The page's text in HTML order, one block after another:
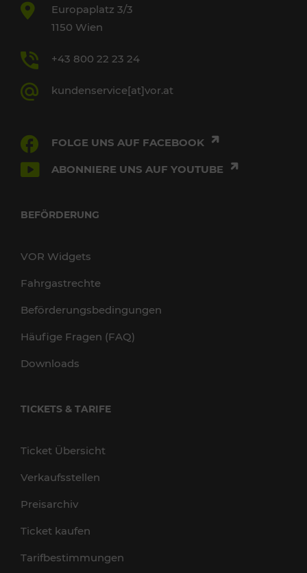
Europaplatz 3/3
1150 Wien
+43 800 22 23 24
kundenservice[at]vor.at
FOLGE UNS AUF FACEBOOK
ABONNIERE UNS AUF YOUTUBE
BEFÖRDERUNG
VOR Widgets
Fahrgastrechte
Beförderungsbedingungen
Häufige Fragen (FAQ)
Downloads
TICKETS & TARIFE
Ticket Übersicht
Verkaufsstellen
Preisarchiv
Ticket kaufen
Tarifbestimmungen